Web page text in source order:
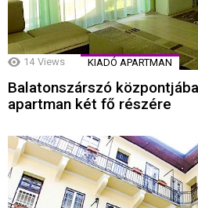
14 Views KIADÓ APARTMAN
Balatonszárszó
apartman két fő részére